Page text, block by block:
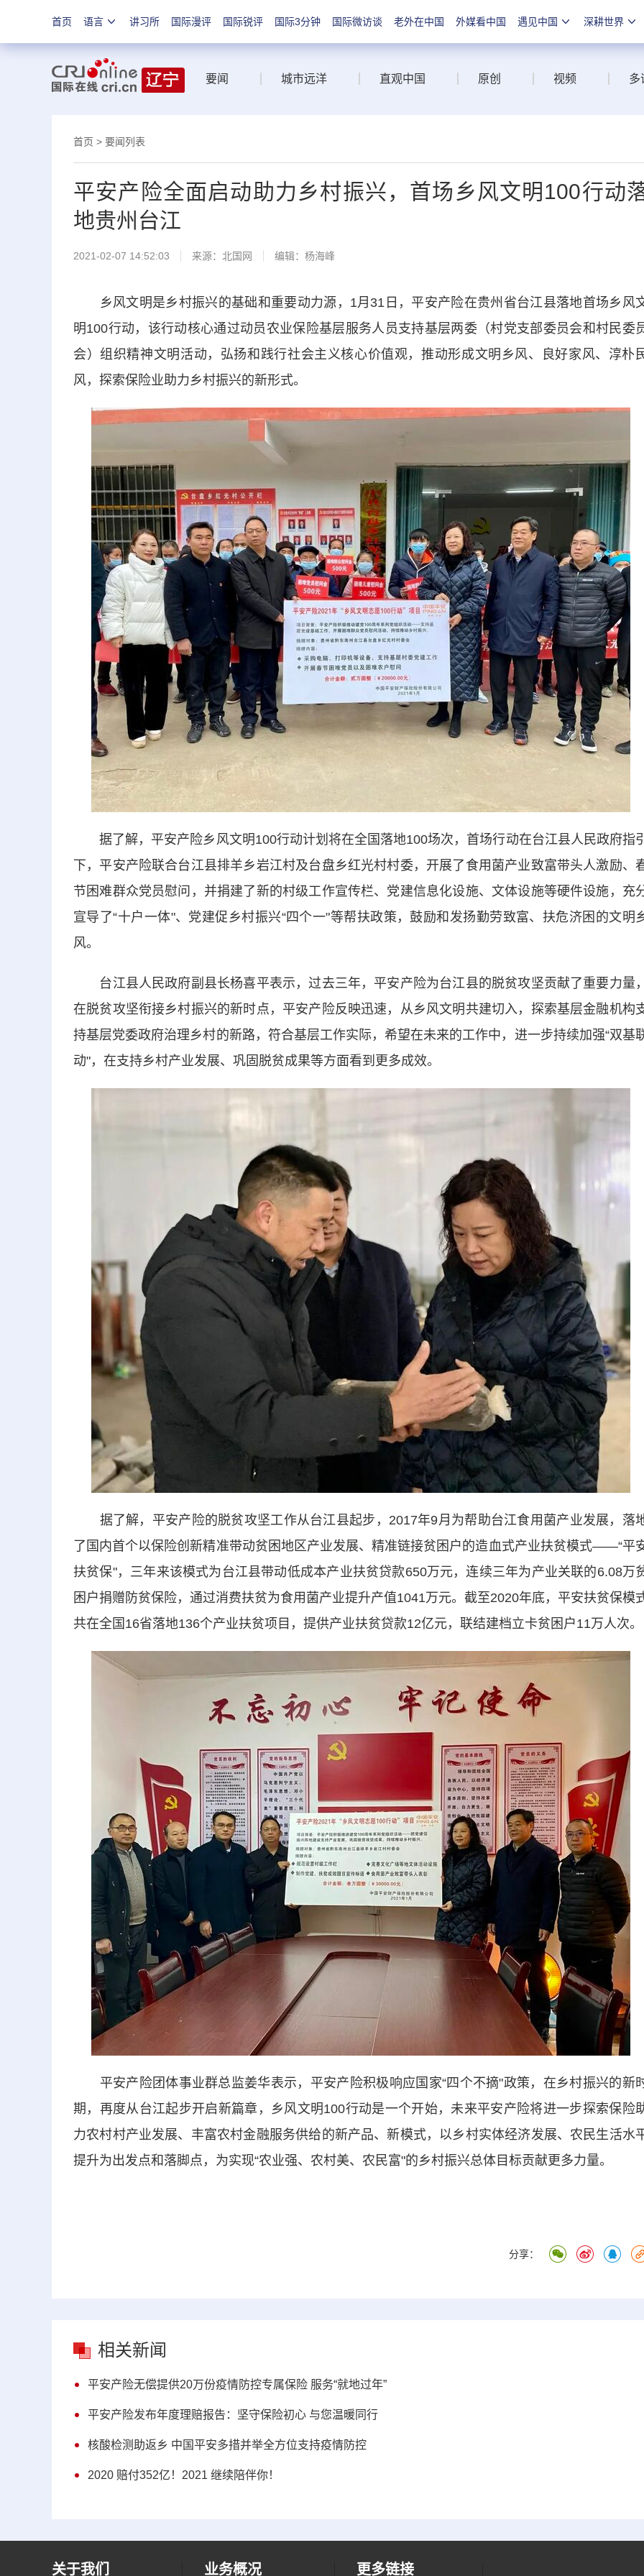
首页 语言 讲习所 国际漫评 国际锐评 国际3分钟 国际微访谈 老外在中国 外媒看中国 遇见中国 深耕世界
要闻 城市远洋 直观中国 原创 视频 多
首页 > 要闻列表
平安产险全面启动助力乡村振兴，首场乡风文明100行动
地贵州台江
2021-02-07 14:52:03 来源： 北国网 编辑：杨海峰
乡风文明是乡村振兴的基础和重要动力源，1月31日，平安产险在贵州省台江县落地首场乡风
明100行动，该行动核心通过动员农业保险基层服务人员支持基层两委（村党支部委员会和村民委
会）组织精神文明活动，弘扬和践行社会主义核心价值观，推动形成文明乡风、良好家风、淳朴
风，探索保险业助力乡村振兴的新形式。
据了解，平安产险乡风文明100行动计划将在全国落地100场次，首场行动在台江县人民政府指引
下，平安产险联合台江县排羊乡岩江村及台盘乡红光村村委，开展了食用菌产业致富带头人激励、
节困难群众党员慰问，并捐建了新的村级工作宣传栏、党建信息化设施、文体设施等硬件设施，充
宣导了“十户一体"、党建促乡村振兴“四个一"等帮扶政策，鼓励和发扬勤劳致富、扶危济困的文明
风。
台江县人民政府副县长杨喜平表示，过去三年，平安产险为台江县的脱贫攻坚贡献了重要力量，
在脱贫攻坚衔接乡村振兴的新时点，平安产险反映迅速，从乡风文明共建切入，探索基层金融机构
持基层党委政府治理乡村的新路，符合基层工作实际，希望在未来的工作中，进一步持续加强“双基
动"，在支持乡村产业发展、巩固脱贫成果等方面看到更多成效。
据了解，平安产险的脱贫攻坚工作从台江县起步，2017年9月为帮助台江食用菌产业发展，落
了国内首个以保险创新精准带动贫困地区产业发展、精准链接贫困户的造血式产业扶贫模式——“平
扶贫保"，三年来该模式为台江县带动低成本产业扶贫贷款650万元，连续三年为产业关联的6.08万
困户捐赠防贫保险，通过消费扶贫为食用菌产业提升产值1041万元。截至2020年底，平安扶贫保模
共在全国16省落地136个产业扶贫项目，提供产业扶贫贷款12亿元，联结建档立卡贫困户11万人次。
平安产险团体事业群总监姜华表示，平安产险积极响应国家“四个不摘"政策，在乡村振兴的新
期，再度从台江起步开启新篇章，乡风文明100行动是一个开始，未来平安产险将进一步探索保险
力农村村产业发展、丰富农村金融服务供给的新产品、新模式，以乡村实体经济发展、农民生活水
提升为出发点和落脚点，为实现“农业强、农村美、农民富"的乡村振兴总体目标贡献更多力量。
分享：
相关新闻
平安产险无偿提供20万份疫情防控专属保险 服务“就地过年”
平安产险发布年度理赔报告：坚守保险初心 与您温暖同行
核酸检测助返乡 中国平安多措并举全方位支持疫情防控
2020 赔付352亿！2021 继续陪伴你！
关于我们 业务概况 更多链接